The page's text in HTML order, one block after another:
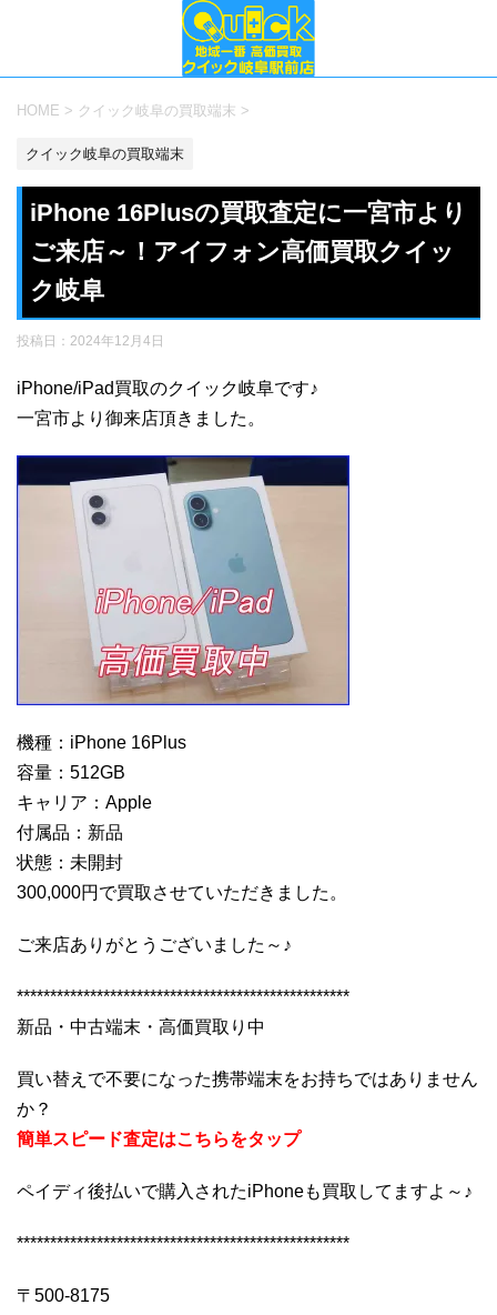
HOME > クイック岐阜の買取端末 >
クイック岐阜の買取端末
iPhone 16Plusの買取査定に一宮市より
ご来店～！アイフォン高価買取クイッ
ク岐阜
投稿日： 2024年12月4日
iPhone/iPad買取のクイック岐阜です♪
一宮市より御来店頂きました。
機種：iPhone 16Plus
容量：512GB
キャリア：Apple
付属品：新品
状態：未開封
300,000円で買取させていただきました。
ご来店ありがとうございました～♪
**************************************************
新品・中古端末・高価買取り中
買い替えで不要になった携帯端末をお持ちではありません
か？
簡単スピード査定はこちらをタップ
ペイディ後払いで購入されたiPhoneも買取してますよ～♪
**************************************************
〒500-8175